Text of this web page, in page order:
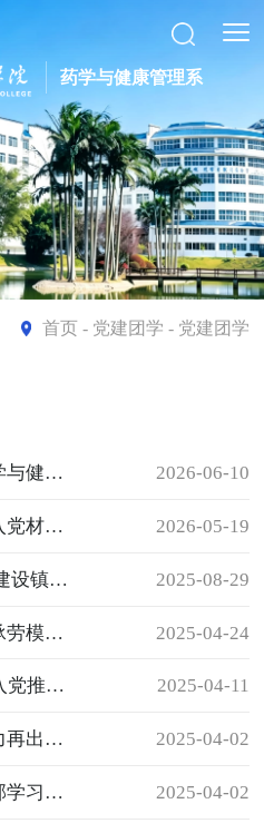
药学与健康管理系
首页- 党建团学 - 党建团学
福州黎明职业技术学院药学与健康管理系党支部召开发展对象转预备党员会议 2026-06-10
夯实党员发展基础，提升入党材料规范性——我校第45批入党积极分子参加文书写作培训 2026-05-19
爱心义诊，健康同行 ——建设镇健康义诊服务实践行 2025-08-29
笃行八项规定铸新风，传承劳模精神启新程 ——药学与健康管理系党总支走进福州工人文化宫开展专题学习 2025-04-24
药学与健康管理系第43批入党推优大会 2025-04-11
对标整改抓落实，凝心聚力再出发-------药学与健康管理系第二党支部召开组织生活会 2025-04-02
药学与健康管理系第一支部学习中央八项规定的核心内容会议 2025-04-02